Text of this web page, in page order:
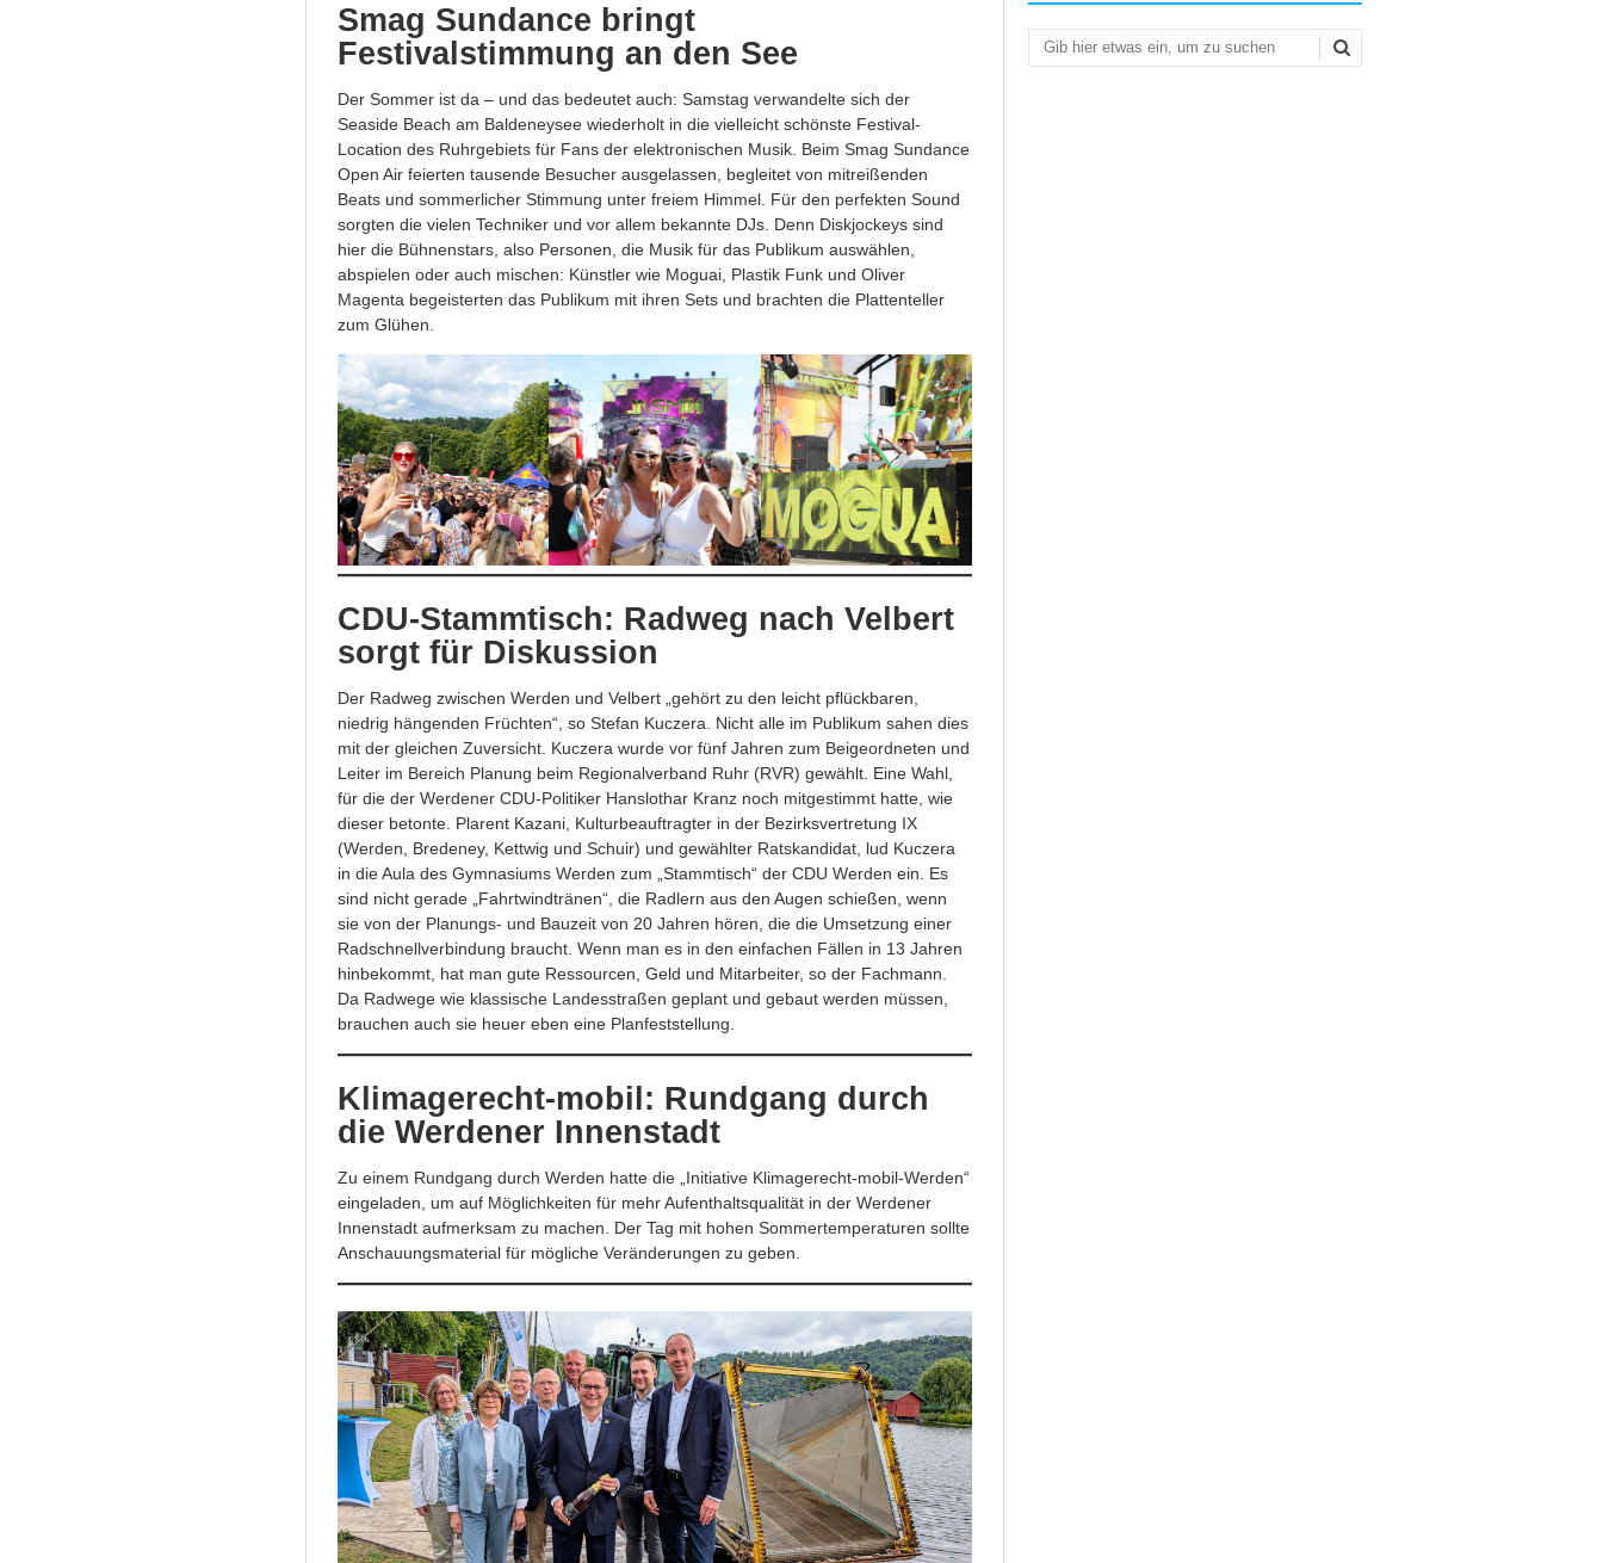
Smag Sundance bringt
Festivalstimmung an den See
Der Sommer ist da – und das bedeutet auch: Samstag verwandelte sich der
Seaside Beach am Baldeneysee wiederholt in die vielleicht schönste Festival-
Location des Ruhrgebiets für Fans der elektronischen Musik. Beim Smag Sundance
Open Air feierten tausende Besucher ausgelassen, begleitet von mitreißenden
Beats und sommerlicher Stimmung unter freiem Himmel. Für den perfekten Sound
sorgten die vielen Techniker und vor allem bekannte DJs. Denn Diskjockeys sind
hier die Bühnenstars, also Personen, die Musik für das Publikum auswählen,
abspielen oder auch mischen: Künstler wie Moguai, Plastik Funk und Oliver
Magenta begeisterten das Publikum mit ihren Sets und brachten die Plattenteller
zum Glühen.
CDU-Stammtisch: Radweg nach Velbert
sorgt für Diskussion
Der Radweg zwischen Werden und Velbert „gehört zu den leicht pflückbaren,
niedrig hängenden Früchten“, so Stefan Kuczera. Nicht alle im Publikum sahen dies
mit der gleichen Zuversicht. Kuczera wurde vor fünf Jahren zum Beigeordneten und
Leiter im Bereich Planung beim Regionalverband Ruhr (RVR) gewählt. Eine Wahl,
für die der Werdener CDU-Politiker Hanslothar Kranz noch mitgestimmt hatte, wie
dieser betonte. Plarent Kazani, Kulturbeauftragter in der Bezirksvertretung IX
(Werden, Bredeney, Kettwig und Schuir) und gewählter Ratskandidat, lud Kuczera
in die Aula des Gymnasiums Werden zum „Stammtisch“ der CDU Werden ein. Es
sind nicht gerade „Fahrtwindtränen“, die Radlern aus den Augen schießen, wenn
sie von der Planungs- und Bauzeit von 20 Jahren hören, die die Umsetzung einer
Radschnellverbindung braucht. Wenn man es in den einfachen Fällen in 13 Jahren
hinbekommt, hat man gute Ressourcen, Geld und Mitarbeiter, so der Fachmann.
Da Radwege wie klassische Landesstraßen geplant und gebaut werden müssen,
brauchen auch sie heuer eben eine Planfeststellung.
Klimagerecht-mobil: Rundgang durch
die Werdener Innenstadt
Zu einem Rundgang durch Werden hatte die „Initiative Klimagerecht-mobil-Werden“
eingeladen, um auf Möglichkeiten für mehr Aufenthaltsqualität in der Werdener
Innenstadt aufmerksam zu machen. Der Tag mit hohen Sommertemperaturen sollte
Anschauungsmaterial für mögliche Veränderungen zu geben.
Suchen